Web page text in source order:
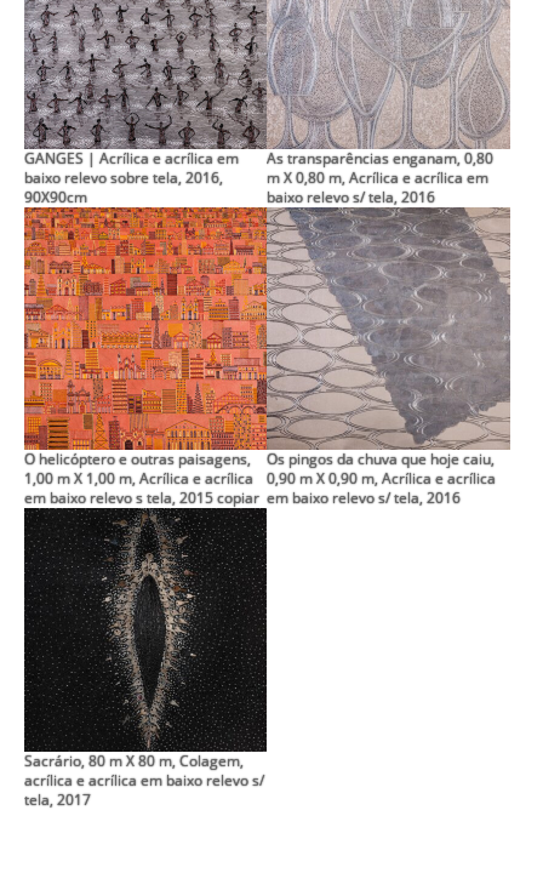
GANGES | Acrílica e acrílica em
baixo relevo sobre tela, 2016,
90X90cm
As transparências enganam, 0,80
m X 0,80 m, Acrílica e acrílica em
baixo relevo s/ tela, 2016
O helicóptero e outras paisagens,
1,00 m X 1,00 m, Acrílica e acrílica
em baixo relevo s tela, 2015 copiar
Os pingos da chuva que hoje caiu,
0,90 m X 0,90 m, Acrílica e acrílica
em baixo relevo s/ tela, 2016
Sacrário, 80 m X 80 m, Colagem,
acrílica e acrílica em baixo relevo s/
tela, 2017